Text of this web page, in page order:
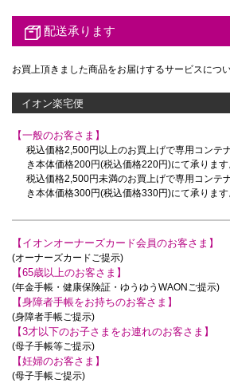
配送承ります
お買上頂きました商品をお届けするサービスにつ
イオン楽宅便
【一般のお客さま】
税込価格2,500円以上のお買上げで専用コンテ
き本体価格200円(税込価格220円)にて承ります
税込価格2,500円未満のお買上げで専用コンテ
き本体価格300円(税込価格330円)にて承ります
【イオンオーナーズカード会員のお客さま】
(オーナーズカードご提示)
【65歳以上のお客さま】
(年金手帳・健康保険証・ゆうゆうWAONご提示)
【身障者手帳をお持ちのお客さま】
(身障者手帳ご提示)
【3才以下のお子さまをお連れのお客さま】
(母子手帳等ご提示)
【妊婦のお客さま】
(母子手帳ご提示)